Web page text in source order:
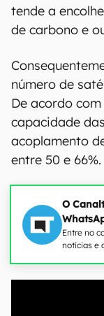
tende a
de carbono e
número de
De acordo
capacidade
acoplamento
entre 50 e 66%.
O
Entre no
notícias e